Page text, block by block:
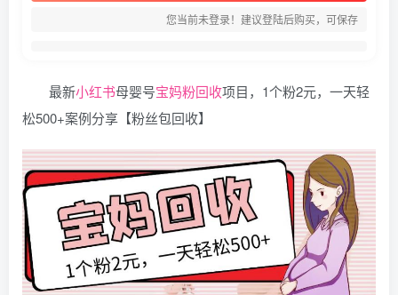
您当前未登录！建议登陆后购买，可保存
最新小红书母婴号宝妈粉回收项目，1个粉2元，一天轻
松500+案例分享【粉丝包回收】